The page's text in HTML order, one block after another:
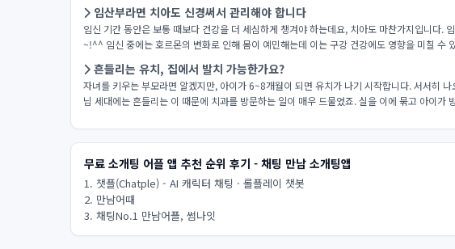
임산부라면 치아도 신경써서 관리해야 합니다
임신 기간 동안은 보통 때보다 건강을 더 세심하게 챙겨야 하는데요, 치아도 마찬가지입니다
~!^^ 임신 중에는 호르몬의 변화로 인해 몸이 예민해는데 이는 구강 건강에도 영향을 미칠 수
흔들리는 유치, 집에서 발치 가능한가요?
자녀를 키우는 부모라면 알겠지만, 아이가 6~8개월이 되면 유치가 나기 시작합니다. 서서히
님 세대에는 흔들리는 이 때문에 치과를 방문하는 일이 매우 드물었죠. 실을 이에 묶고 아이가
무료 소개팅 어플 앱 추천 순위 후기 - 채팅 만남 소개팅앱
1. 챗플(Chatple) - AI 캐릭터 채팅 · 롤플레이 챗봇
2. 만남어때
3. 채팅No.1 만남어플, 썸나잇